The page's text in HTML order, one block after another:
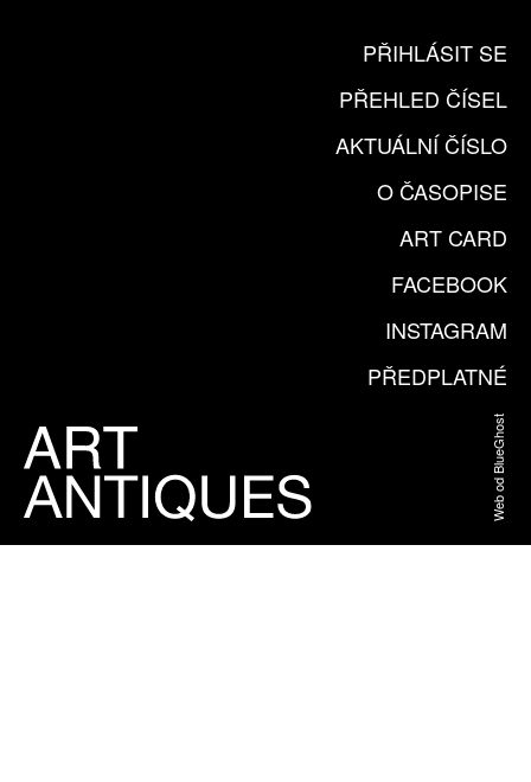
PŘIHLÁSIT SE
PŘEHLED ČÍSEL
AKTUÁLNÍ ČÍSLO
O ČASOPISE
ART CARD
FACEBOOK
INSTAGRAM
PŘEDPLATNÉ
Web od BlueGhost